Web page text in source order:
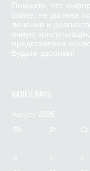
Помните, что
сайте, не должна
лечения и
очную
представлена
Будьте здоровы!
КАЛЕНДАРЬ
Август 2026
Пн Вт Ср
3
4 5